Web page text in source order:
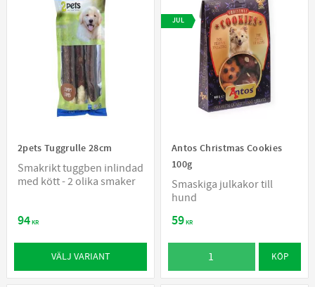
2pets Tuggrulle 28cm
Smakrikt tuggben inlindad
med kött - 2 olika smaker
94KR
VÄLJ VARIANT
Antos Christmas Cookies
100g
Smaskiga julkakor till
hund
59KR
JUL
KÖP